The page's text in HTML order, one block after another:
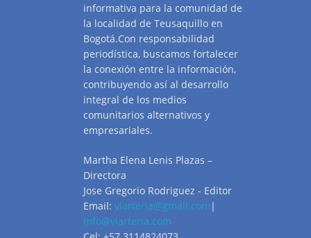
informativa para la comunidad de
la localidad de Teusaquillo en
Bogotá.Con responsabilidad
periodística, buscamos fortalecer
la conexión entre la información,
contribuyendo así al desarrollo
integral de los medios
comunitarios alternativos y
empresariales.
Martha Elena Lenis Plazas –
Directora
Jose Gregorio Rodriguez - Editor
Email: viarteria@gmail.com |
info@viarteria.com